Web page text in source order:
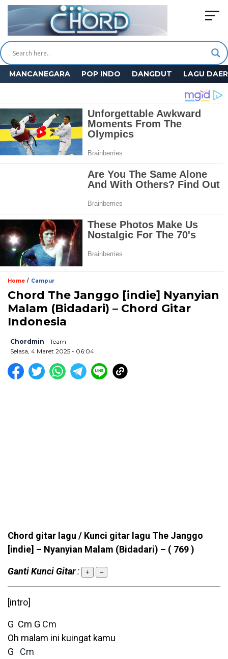
MANCANEGARA POP INDO DANGDUT LAGU
Home / Campur
Chord The Janggo [indie] Nyanyian
Malam (Bidadari) – Chord Gitar
Indonesia
Chordmin - Team
Selasa, 4 Maret 2025 - 06:04
Chord gitar lagu / Kunci gitar lagu The Janggo
[indie] – Nyanyian Malam (Bidadari) – ( 769 )
Ganti Kunci Gitar: + –
[intro]
G Cm G Cm
Oh malam ini kuingat kamu
G Cm